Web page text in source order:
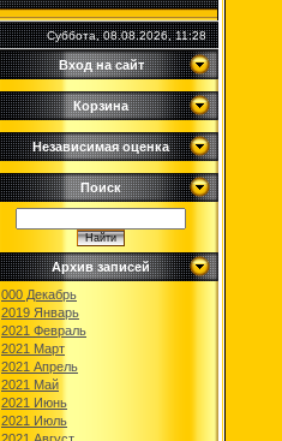
Суббота, 08.08.2026, 11:28
Вход на сайт
Корзина
Независимая оценка
Поиск
Архив записей
000 Декабрь
2019 Январь
2021 Февраль
2021 Март
2021 Апрель
2021 Май
2021 Июнь
2021 Июль